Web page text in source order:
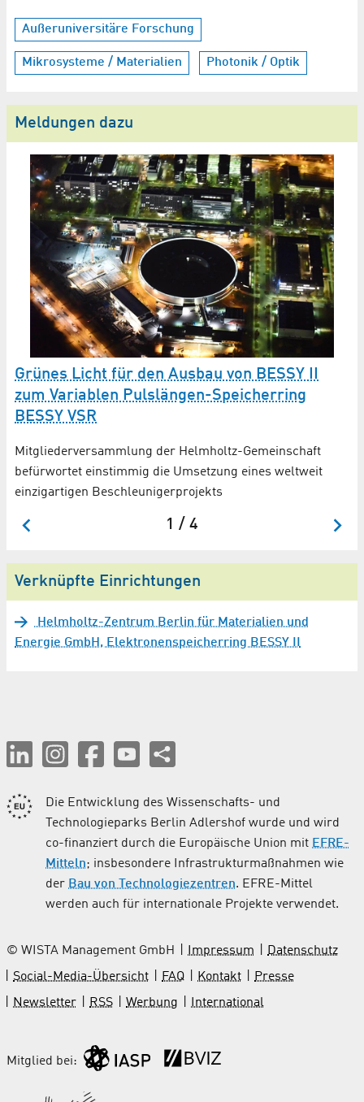
Außeruniversitäre Forschung
Mikrosysteme / Materialien Photonik / Optik
Meldungen dazu
Grünes Licht für den Ausbau von BESSY II
zum Variablen Pulslängen-Speicherring
BESSY VSR
Mitgliederversammlung der Helmholtz-Gemeinschaft
befürwortet einstimmig die Umsetzung eines weltweit
einzigartigen Beschleunigerprojekts
1 / 4
Verknüpfte Einrichtungen
Helmholtz-Zentrum Berlin für Materialien und
Energie GmbH, Elektronenspeicherring BESSY II
Die Entwicklung des Wissenschafts- und
Technologieparks Berlin Adlershof wurde und wird
co-finanziert durch die Europäische Union mit EFRE-
Mitteln; insbesondere Infrastrukturmaßnahmen wie
der Bau von Technologiezentren. EFRE-Mittel
werden auch für internationale Projekte verwendet.
© WISTA Management GmbH Impressum
Datenschutz
Social-Media-Übersicht
FAQ Kontakt
Presse
Newsletter
RSS Werbung International
Mitglied bei: